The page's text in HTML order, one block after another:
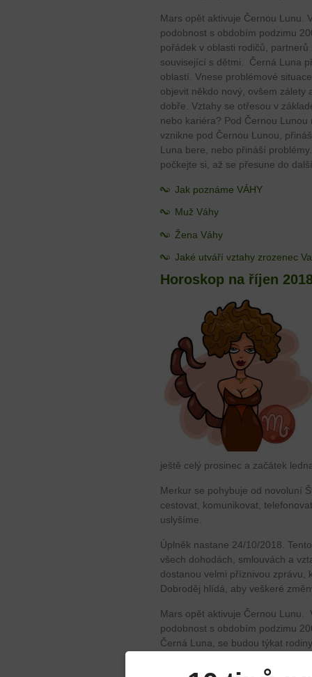
Mars opět aktivuje Černou Lunu.
podobnost s obdobím podzimu
pořádek v oblasti rodičů,
související s dětmi. Černá Luna
oblastí. Vnese problémové
objevit někdo nový, ovšem zálety
dobře. Vztahy se otřesou v
nebo kariéra? Pod Černou
vznikne pod Černou Lunou,
Luna bere, nebo přináší
počkejte si, až se přesune do
Jak poznáme VÁHY
Muž Váhy
Žena Váhy
Jaké utváří vztahy zrozenec
Horoskop na říjen
ještě celý prosinec a začátek
Merkur se pohybuje od novoluní
cestovat, komunikovat,
uslyšíme.
Úplněk nastane 24/10/2018.
všech dohodách, smlouvách a
dostanou velmi příznivou zprávu,
Dobroděj hlídá, aby veškeré
Mars opět aktivuje Černou Lunu.
podobnost s obdobím podzimu
Černá Luna, se budou týkat
se téma bydlení, které souvisí s